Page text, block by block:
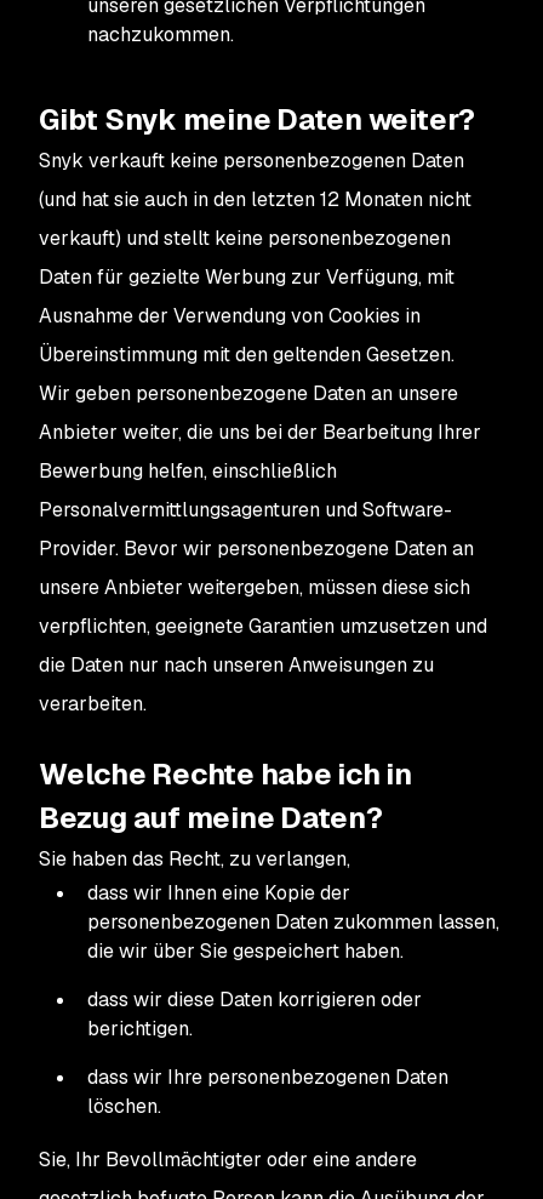
unseren gesetzlichen Verpflichtungen
nachzukommen.
Gibt Snyk meine Daten weiter?
Snyk verkauft keine personenbezogenen Daten
(und hat sie auch in den letzten 12 Monaten nicht
verkauft) und stellt keine personenbezogenen
Daten für gezielte Werbung zur Verfügung, mit
Ausnahme der Verwendung von Cookies in
Übereinstimmung mit den geltenden Gesetzen.
Wir geben personenbezogene Daten an unsere
Anbieter weiter, die uns bei der Bearbeitung Ihrer
Bewerbung helfen, einschließlich
Personalvermittlungsagenturen und Software-
Provider. Bevor wir personenbezogene Daten an
unsere Anbieter weitergeben, müssen diese sich
verpflichten, geeignete Garantien umzusetzen und
die Daten nur nach unseren Anweisungen zu
verarbeiten.
Welche Rechte habe ich in
Bezug auf meine Daten?
Sie haben das Recht, zu verlangen,
dass wir Ihnen eine Kopie der
personenbezogenen Daten zukommen lassen,
die wir über Sie gespeichert haben.
dass wir diese Daten korrigieren oder
berichtigen.
dass wir Ihre personenbezogenen Daten
löschen.
Sie, Ihr Bevollmächtigter oder eine andere